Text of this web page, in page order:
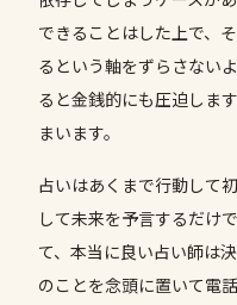
できることはした上で、
るという軸をずらさない
ると金銭的にも圧迫しま
まいます。
占いはあくまで行動して
して未来を予言するだけ
て、本当に良い占い師は
のことを念頭に置いて電